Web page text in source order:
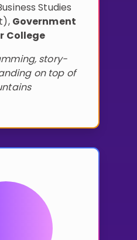
Studies
, Government
College
story-
on top of